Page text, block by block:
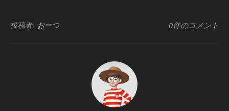
投稿者: おーつ 0件のコメント